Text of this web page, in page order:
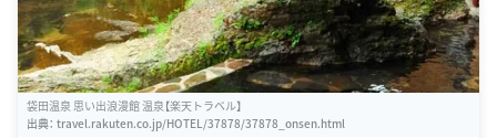
袋田温泉 思い出浪漫館 温泉【楽天トラベル】
出典： travel.rakuten.co.jp/HOTEL/37878/37878_onsen.html